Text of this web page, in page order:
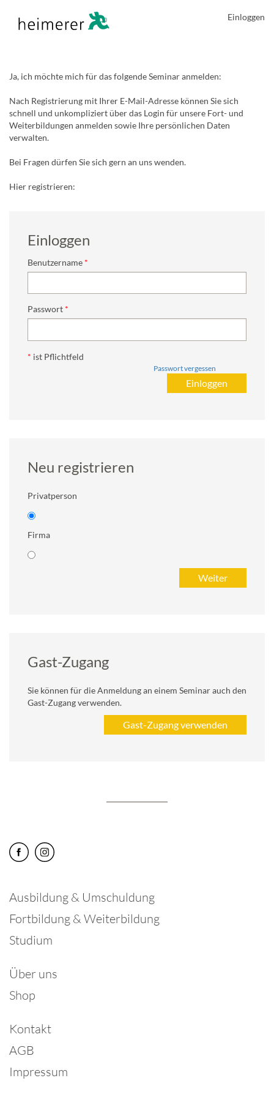
Einloggen
Ja, ich möchte mich für das folgende Seminar anmelden:
Nach Registrierung mit Ihrer E-Mail-Adresse können Sie sich
schnell und unkompliziert über das Login für unsere Fort- und
Weiterbildungen anmelden sowie Ihre persönlichen Daten
verwalten.
Bei Fragen dürfen Sie sich gern an uns wenden.
Hier registrieren:
Einloggen
Benutzername
Passwort
* ist Pflichtfeld
Passwort vergessen
Neu registrieren
Privatperson
Firma
Gast-Zugang
Sie können für die Anmeldung an einem Seminar auch den
Gast-Zugang verwenden.
Ausbildung & Umschuldung
Fortbildung & Weiterbildung
Studium
Über uns
Shop
Kontakt
AGB
Impressum